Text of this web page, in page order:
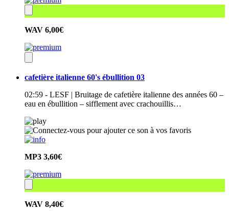
WAV 6,00€
cafetière italienne 60's ébullition 03
02:59 - LESF | Bruitage de cafetière italienne des années 60 –
eau en ébullition – sifflement avec crachouillis…
MP3 3,60€
WAV 8,40€